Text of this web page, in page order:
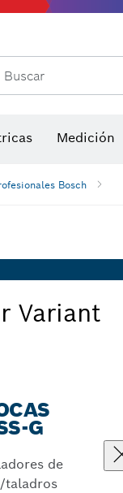
Buscar
Medición
Bosch
Variant
G
de
taladros